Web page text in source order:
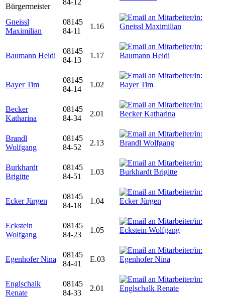
Bürgermeister
84-12
Gneissl
Maximilian
08145
84-11
1.16
Baumann Heidi
08145
84-13
1.17
Bayer Tim
08145
84-14
1.02
Becker
Katharina
08145
84-34
2.01
Brandl
Wolfgang
08145
84-52
2.13
Burkhardt
Brigitte
08145
84-51
1.03
Ecker Jürgen
08145
84-18
1.04
Eckstein
Wolfgang
08145
84-23
1.05
Egenhofer Nina
08145
84-41
E.03
Englschalk
Renate
08145
84-33
2.01